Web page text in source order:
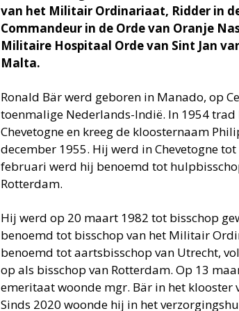
van het Militair Ordinariaat, Ridder in
Commandeur in de Orde van Oranje
Militaire Hospitaal Orde van Sint Jan
Malta.
Ronald Bär werd geboren in Manado, op
toenmalige Nederlands-Indië. In 1954
Chevetogne en kreeg de kloosternaam
december 1955. Hij werd in Chevetogne
februari werd hij benoemd tot
Rotterdam.
Hij werd op 20 maart 1982 tot bisschop
benoemd tot bisschop van het Militair
benoemd tot aartsbisschop van Utrecht,
op als bisschop van Rotterdam. Op 13
emeritaat woonde mgr. Bär in het klooster
Sinds 2020 woonde hij in het